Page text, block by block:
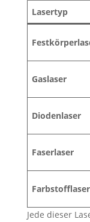
Lasertyp
Gaslaser
Diodenlaser
Faserlaser
Farbstofflaser
Jede dieser